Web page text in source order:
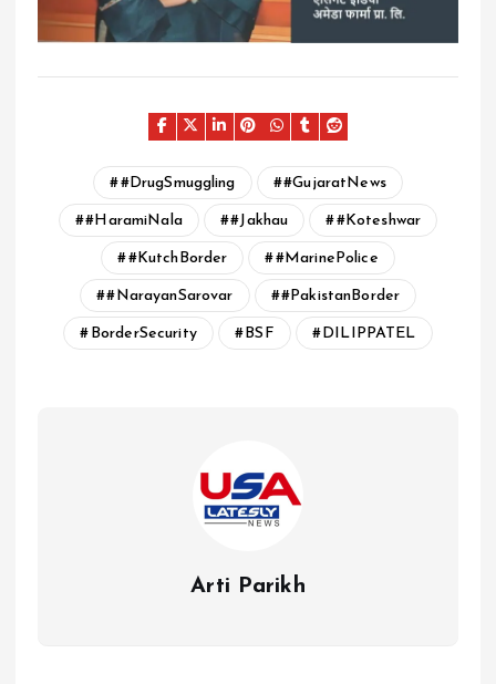
#DrugSmuggling #GujaratNews
#HaramiNala #Jakhau #Koteshwar
#KutchBorder #MarinePolice
#NarayanSarovar #PakistanBorder
BorderSecurity BSF DILIPPATEL
Arti Parikh